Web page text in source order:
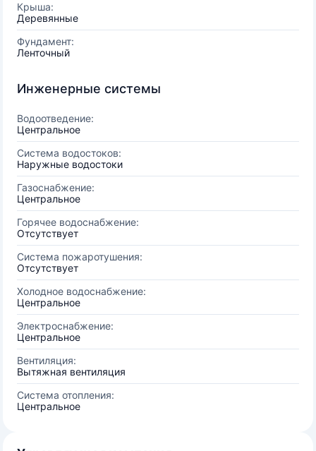
Крыша:
Деревянные
Фундамент:
Ленточный
Инженерные системы
Водоотведение:
Центральное
Система водостоков:
Наружные водостоки
Газоснабжение:
Центральное
Горячее водоснабжение:
Отсутствует
Система пожаротушения:
Отсутствует
Холодное водоснабжение:
Центральное
Электроснабжение:
Центральное
Вентиляция:
Вытяжная вентиляция
Система отопления:
Центральное